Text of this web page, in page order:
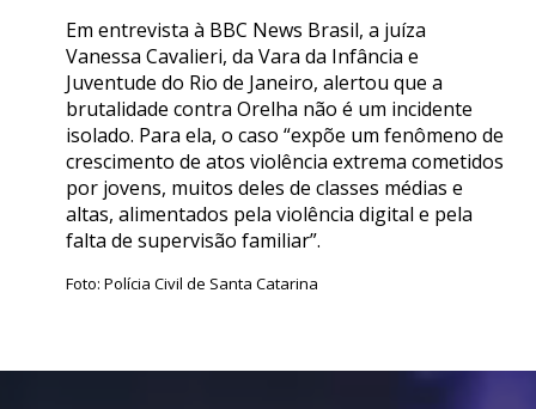
Em entrevista à BBC News Brasil, a juíza
Vanessa Cavalieri, da Vara da Infância e
Juventude do Rio de Janeiro, alertou que a
brutalidade contra Orelha não é um incidente
isolado. Para ela, o caso “expõe um fenômeno de
crescimento de atos violência extrema cometidos
por jovens, muitos deles de classes médias e
altas, alimentados pela violência digital e pela
falta de supervisão familiar”.
Foto: Polícia Civil de Santa Catarina